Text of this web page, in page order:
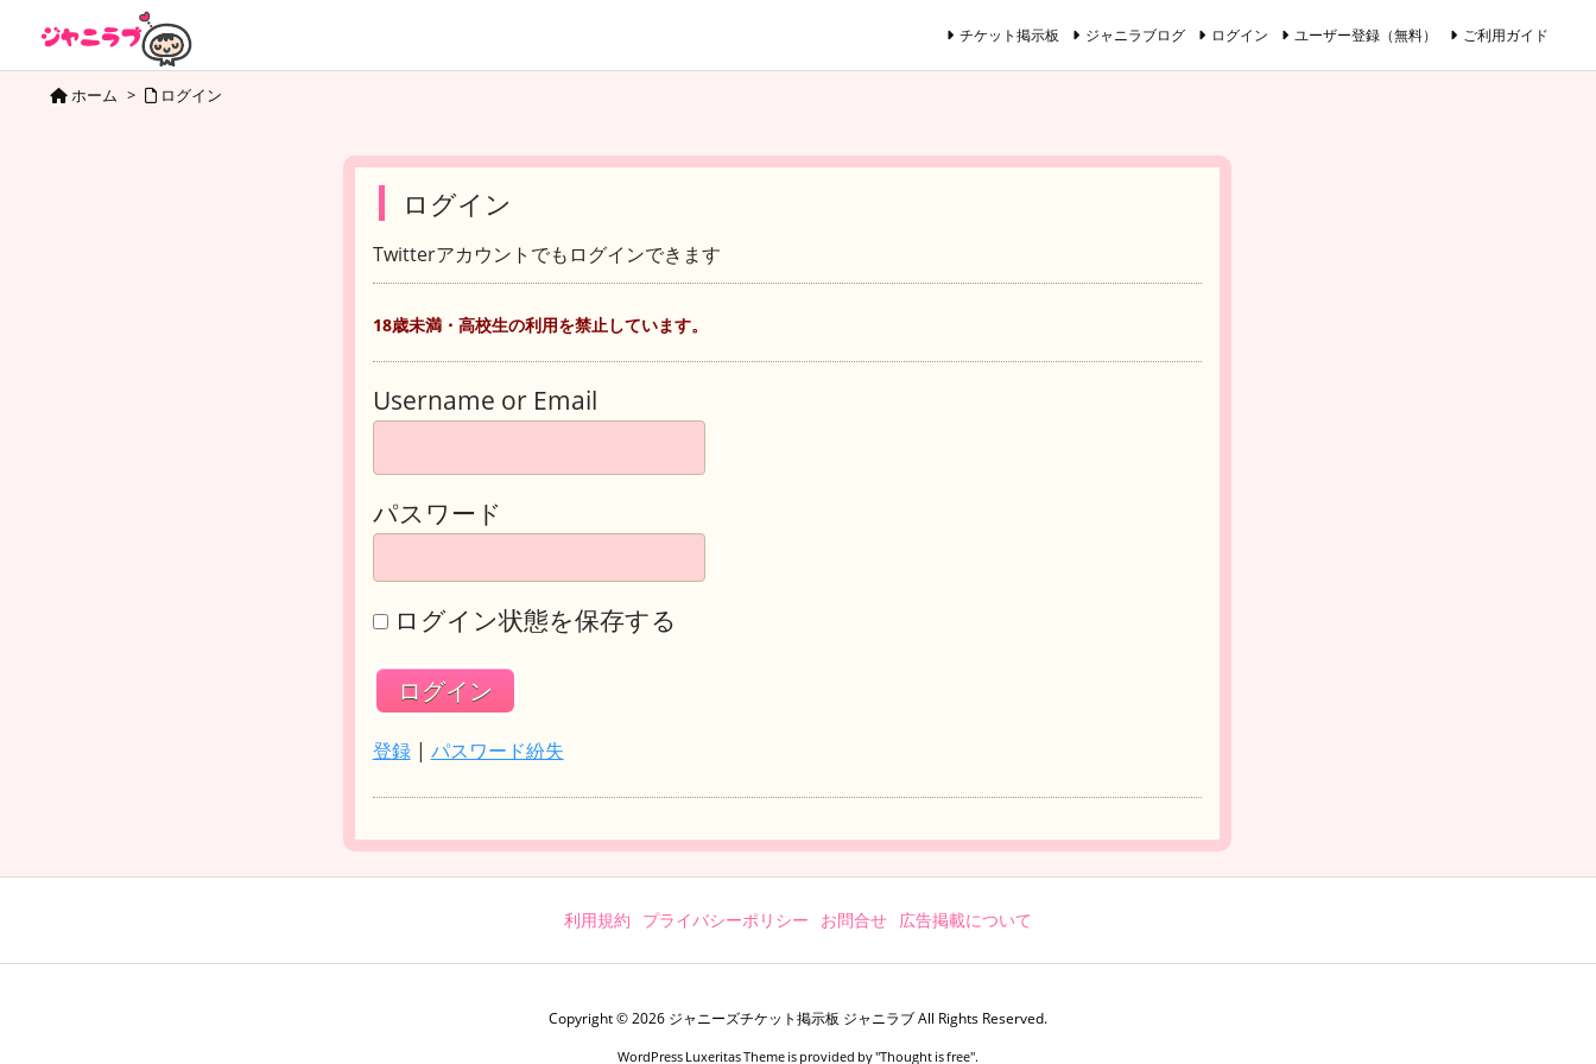
チケット掲示板 ジャニラブログ ログイン ユーザー登録（無料） ご利用ガイド
ホーム > ログイン
ログイン
Twitterアカウントでもログインできます
18歳未満・高校生の利用を禁止しています。
Username or Email
パスワード
ログイン状態を保存する
登録| パスワード紛失
利用規約 プライバシーポリシー お問合せ 広告掲載について
Copyright ©2026 ジャニーズチケット掲示板 ジャニラブAll Rights Reserved.
WordPress Luxeritas Theme is provided by "Thought is free".